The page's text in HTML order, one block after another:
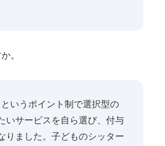
。
いうポイント制で選択型の
いサービスを自ら選び、付与
りました。子どものシッター